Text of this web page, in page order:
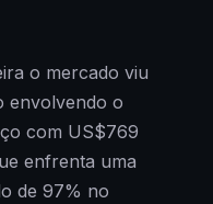
o mercado viu
envolvendo o
com US$769
enfrenta uma
de 97% no